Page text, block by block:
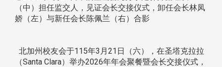
（中）担任监交人，见证会长交接仪式，卸任会长林凤
娇（左）与新任会长陈佩兰（右）合影
北加州校友会于115年3月21日（六），在圣塔克拉拉
（Santa Clara）举办2026年年会聚餐暨会长交接仪式，